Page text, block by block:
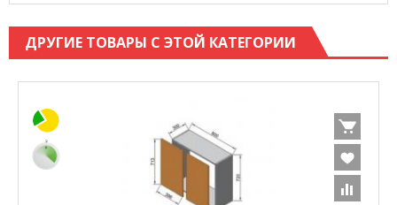
ДРУГИЕ ТОВАРЫ С ЭТОЙ КАТЕГОРИИ